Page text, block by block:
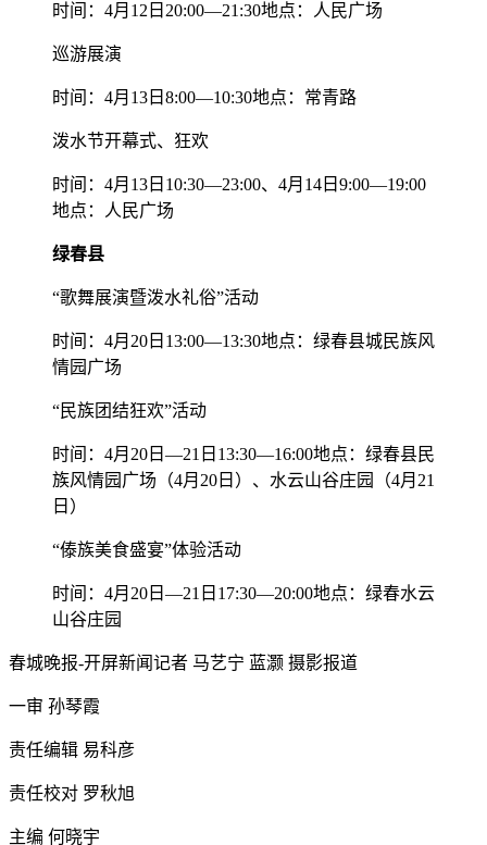
时间：4月12日20:00—21:30地点：人民广场
巡游展演
时间：4月13日8:00—10:30地点：常青路
泼水节开幕式、狂欢
时间：4月13日10:30—23:00、4月14日9:00—19:00
地点：人民广场
绿春县
“歌舞展演暨泼水礼俗”活动
时间：4月20日13:00—13:30地点：绿春县城民族风
情园广场
“民族团结狂欢”活动
时间：4月20日—21日13:30—16:00地点：绿春县民
族风情园广场（4月20日）、水云山谷庄园（4月21
日）
“傣族美食盛宴”体验活动
时间：4月20日—21日17:30—20:00地点：绿春水云
山谷庄园
春城晚报-开屏新闻记者 马艺宁 蓝灏 摄影报道
一审 孙琴霞
责任编辑 易科彦
责任校对 罗秋旭
主编 何晓宇